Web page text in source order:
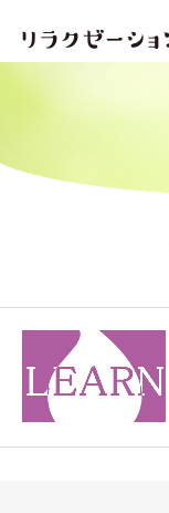
お問い合わせ